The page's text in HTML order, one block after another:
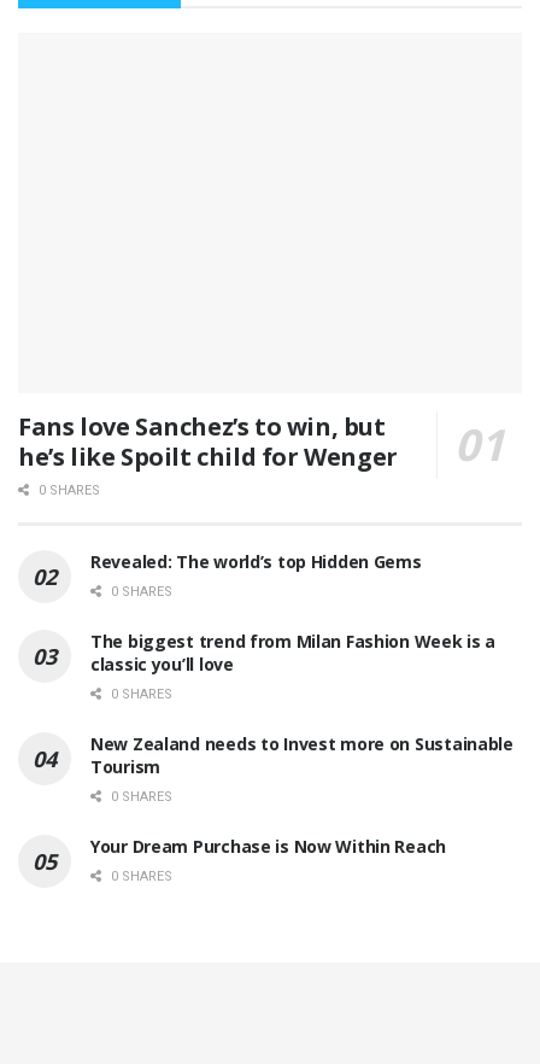
Fans love Sanchez’s to win, but
he’s like Spoilt child for Wenger
0 SHARES
Revealed: The world’s top Hidden Gems
0 SHARES
The biggest trend from Milan Fashion Week is a
classic you’ll love
0 SHARES
New Zealand needs to Invest more on Sustainable
Tourism
0 SHARES
Your Dream Purchase is Now Within Reach
0 SHARES